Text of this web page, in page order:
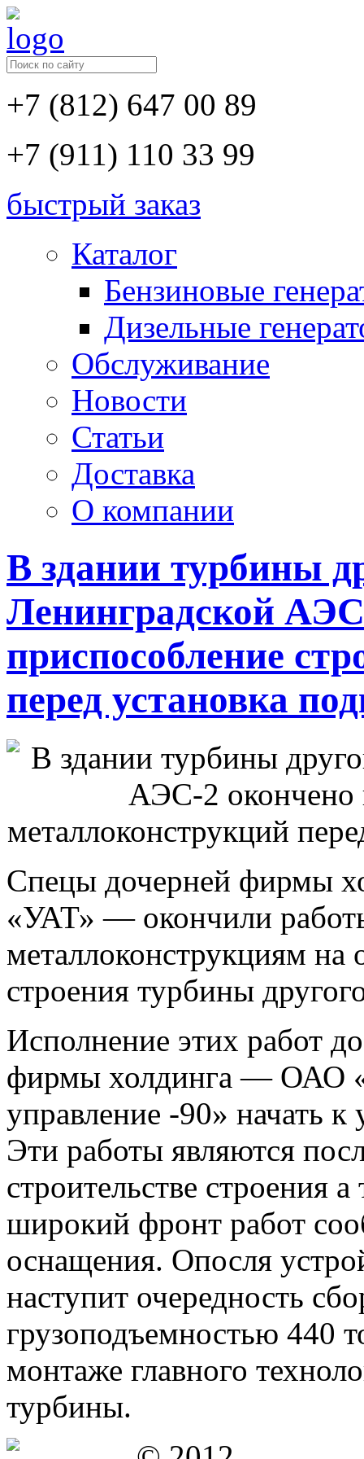
+7 (812) 647 00 89
+7 (911) 110 33 99
быстрый заказ
Каталог
Бензиновые
Дизельные
Обслуживание
Новости
Статьи
Доставка
О компании
В здании турбины
Ленинградской
приспособление
перед установка
Спецы дочерней фирмы
«УАТ» — окончили
металлоконструкциям на
строения турбины
Исполнение этих работ
фирмы холдинга — ОАО
управление -90» начать
Эти работы являются
строительстве строения
широкий фронт работ
оснащения. Опосля
наступит очередность
грузоподъемностью 440
монтаже главного
турбины.